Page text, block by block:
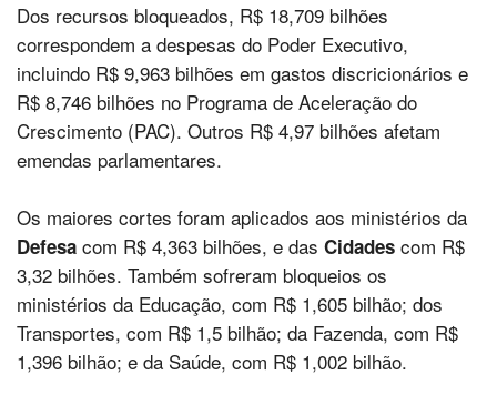
Dos recursos bloqueados, R$ 18,709 bilhões
correspondem a despesas do Poder Executivo,
incluindo R$ 9,963 bilhões em gastos discricionários e
R$ 8,746 bilhões no Programa de Aceleração do
Crescimento (PAC). Outros R$ 4,97 bilhões afetam
emendas parlamentares.
Os maiores cortes foram aplicados aos ministérios da
Defesa com R$ 4,363 bilhões, e das Cidades com R$
3,32 bilhões. Também sofreram bloqueios os
ministérios da Educação, com R$ 1,605 bilhão; dos
Transportes, com R$ 1,5 bilhão; da Fazenda, com R$
1,396 bilhão; e da Saúde, com R$ 1,002 bilhão.